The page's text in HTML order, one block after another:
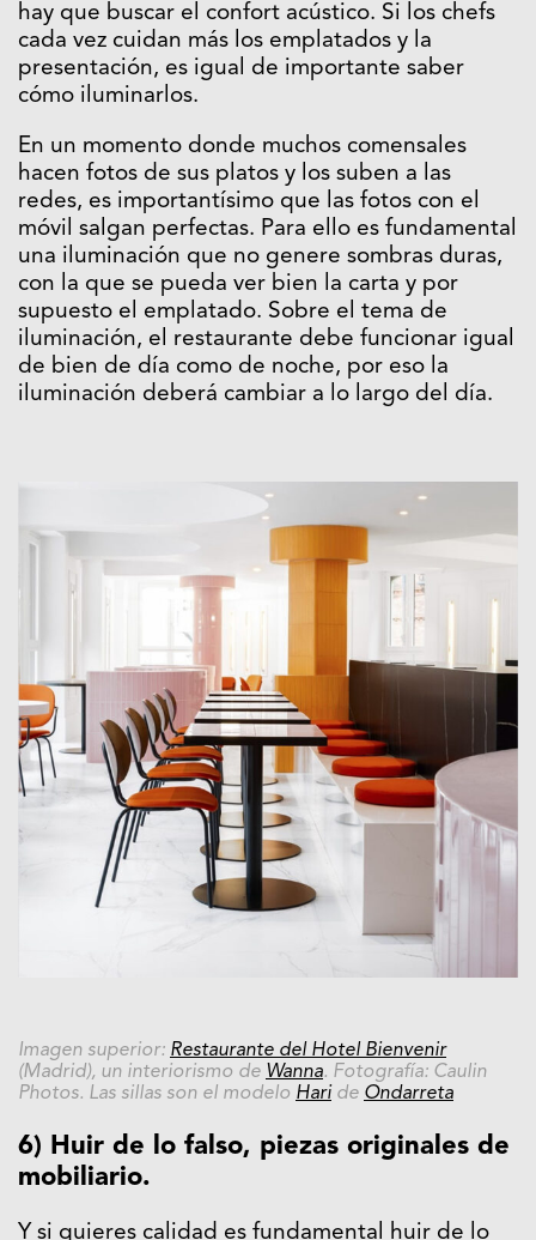
hay que buscar el confort acústico. Si los chefs
cada vez cuidan más los emplatados y la
presentación, es igual de importante saber
cómo iluminarlos.
En un momento donde muchos comensales
hacen fotos de sus platos y los suben a las
redes, es importantísimo que las fotos con el
móvil salgan perfectas. Para ello es fundamental
una iluminación que no genere sombras duras,
con la que se pueda ver bien la carta y por
supuesto el emplatado. Sobre el tema de
iluminación, el restaurante debe funcionar igual
de bien de día como de noche, por eso la
iluminación deberá cambiar a lo largo del día.
Imagen superior: Restaurante del Hotel Bienvenir
(Madrid), un interiorismo de Wanna. Fotografía: Caulin
Photos. Las sillas son el modelo Hari de Ondarreta
6) Huir de lo falso, piezas originales de
mobiliario.
Y si quieres calidad es fundamental huir de lo